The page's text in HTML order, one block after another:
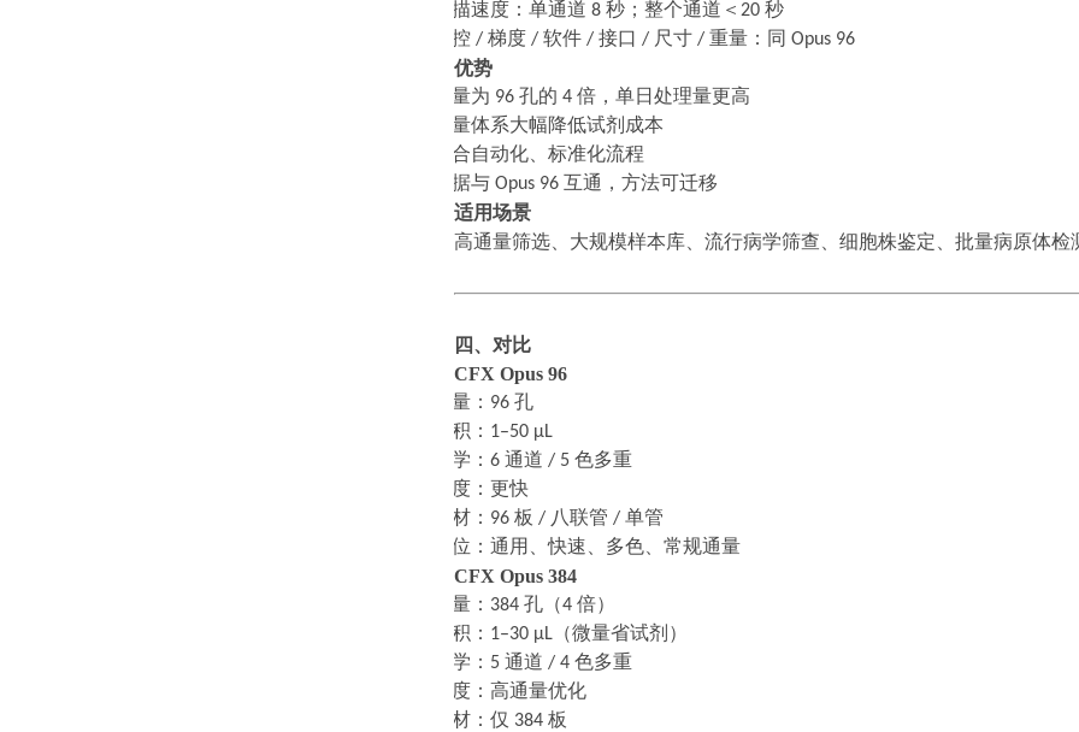
扫描速度：单通道 8 秒；整个通道＜ 20 秒
温控 / 梯度 / 软件 / 接口 / 尺寸 / 重量：同 Opus 96
优势
通量为 96 孔的 4 倍，单日处理量更高
微量体系大幅降低试剂成本
适合自动化、标准化流程
数据与 Opus 96 互通，方法可迁移
适用场景
高通量筛选、大规模样本库、流行病学筛查、细胞株鉴定、批量病原体检
四、对比
CFX Opus 96
通量： 96 孔
体积： 1–50 μL
光学： 6 通道 / 5 色多重
速度：更快
耗材： 96 板 / 八联管 / 单管
定位：通用、快速、多色、常规通量
CFX Opus 384
通量： 384 孔（4 倍）
体积： 1–30 μL （微量省试剂）
光学： 5 通道 / 4 色多重
速度：高通量优化
耗材：仅 384 板